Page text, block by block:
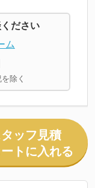
ださい
ム
除く
ッフ見積
トに入れる